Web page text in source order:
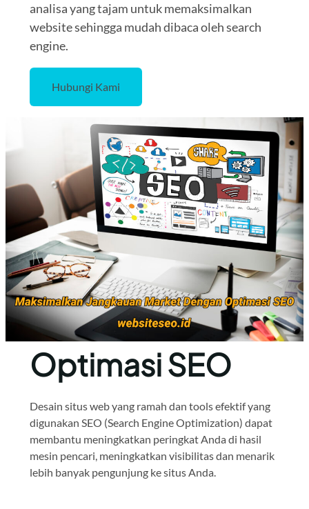
analisa yang tajam untuk memaksimalkan
website sehingga mudah dibaca oleh search
engine.
Hubungi Kami
Optimasi SEO
Desain situs web yang ramah dan tools efektif yang
digunakan SEO (Search Engine Optimization) dapat
membantu meningkatkan peringkat Anda di hasil
mesin pencari, meningkatkan visibilitas dan menarik
lebih banyak pengunjung ke situs Anda.